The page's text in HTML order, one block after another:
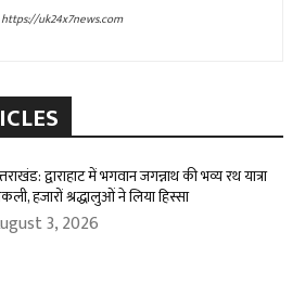
https://uk24x7news.com
द्वाराहाट में भगवान जगन्नाथ की भव्य रथ यात्रा
हजारों श्रद्धालुओं ने लिया हिस्सा
3, 2026